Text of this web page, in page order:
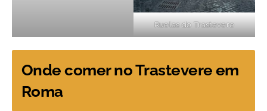
Ruelas do Trastevere
Onde comer no Trastevere em
Roma